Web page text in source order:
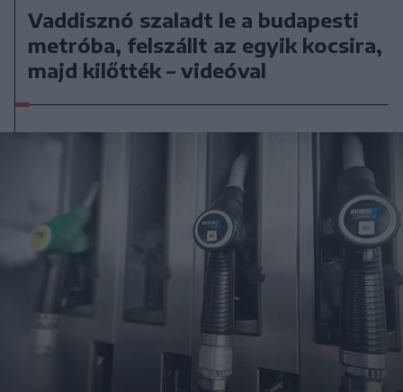
Vaddisznó szaladt le a budapesti
metróba, felszállt az egyik kocsira,
majd kilőtték – videóval